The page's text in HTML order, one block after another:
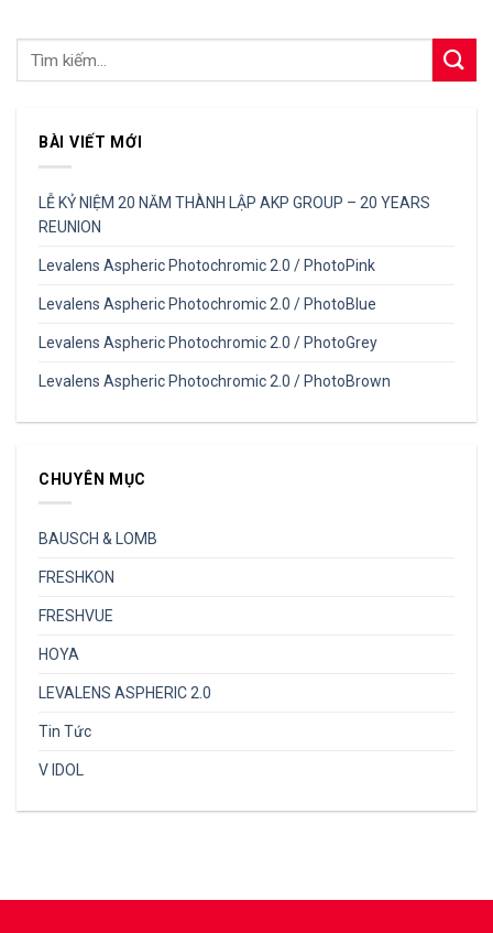
BÀI VIẾT MỚI
LỄ KỶ NIỆM 20 NĂM THÀNH LẬP AKP GROUP – 20 YEARS
REUNION
Levalens Aspheric Photochromic 2.0 / PhotoPink
Levalens Aspheric Photochromic 2.0 / PhotoBlue
Levalens Aspheric Photochromic 2.0 / PhotoGrey
Levalens Aspheric Photochromic 2.0 / PhotoBrown
CHUYÊN MỤC
BAUSCH & LOMB
FRESHKON
FRESHVUE
HOYA
LEVALENS ASPHERIC 2.0
Tin Tức
V IDOL